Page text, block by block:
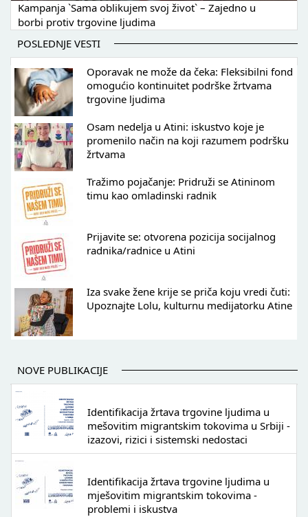
Kampanja `Sama oblikujem svoj život` – Zajedno u
borbi protiv trgovine ljudima
POSLEDNJE VESTI
Oporavak ne može da čeka: Fleksibilni fond
omogućio kontinuitet podrške žrtvama
trgovine ljudima
Osam nedelja u Atini: iskustvo koje je
promenilo način na koji razumem podršku
žrtvama
Tražimo pojačanje: Pridruži se Atininom
timu kao omladinski radnik
Prijavite se: otvorena pozicija socijalnog
radnika/radnice u Atini
Iza svake žene krije se priča koju vredi čuti:
Upoznajte Lolu, kulturnu medijatorku Atine
NOVE PUBLIKACIJE
Identifikacija žrtava trgovine ljudima u
mešovitim migrantskim tokovima u Srbiji -
izazovi, rizici i sistemski nedostaci
Identifikacija žrtava trgovine ljudima u
mješovitim migrantskim tokovima -
problemi i iskustva